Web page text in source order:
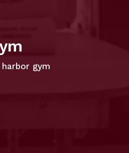
harbor gym